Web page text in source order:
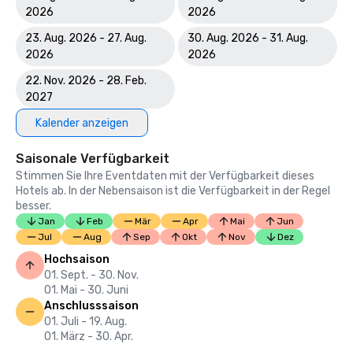
2026
2026
23. Aug. 2026 - 27. Aug.
2026
30. Aug. 2026 - 31. Aug.
2026
22. Nov. 2026 - 28. Feb.
2027
Kalender anzeigen
Saisonale Verfügbarkeit
Stimmen Sie Ihre Eventdaten mit der Verfügbarkeit dieses
Hotels ab. In der Nebensaison ist die Verfügbarkeit in der Regel
besser.
Jan Feb Mär Apr Mai
Jun
Jul
Aug Sep Okt Nov Dez
Hochsaison
01. Sept. - 30. Nov.
01. Mai - 30. Juni
Anschlusssaison
01. Juli - 19. Aug.
01. März - 30. Apr.